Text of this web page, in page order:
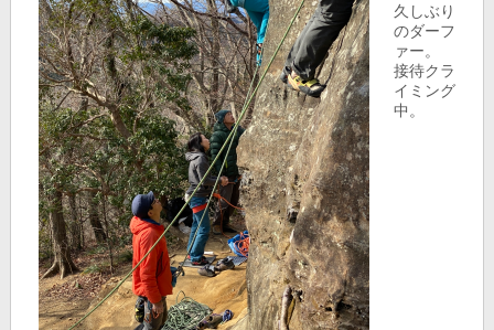
久しぶり
のダーフ
ァー。
接待クラ
イミング
中。